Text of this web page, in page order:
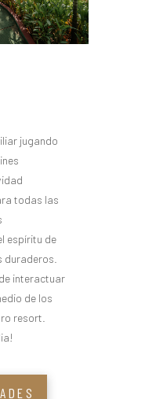
jugando
todas las
espíritu de
duraderos.
interactuar
de los
resort.